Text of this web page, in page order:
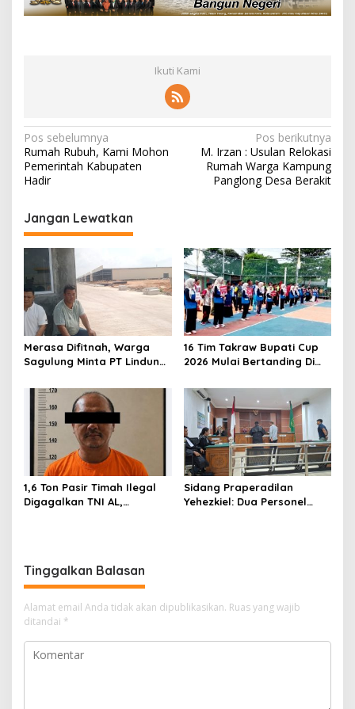
Ikuti Kami
N
a
v
i
g
a
s
i
p
o
s
Pos sebelumnya
Rumah Rubuh, Kami Mohon
Pemerintah Kabupaten
Hadir
Pos berikutnya
M. Irzan : Usulan Relokasi
Rumah Warga Kampung
Panglong Desa Berakit
Jangan Lewatkan
Merasa Difitnah, Warga
Sagulung Minta PT Lindung
Perlakuan Merendahkan
Masyarakat
16 Tim Takraw Bupati Cup
2026 Mulai Bertanding Di
1,6 Ton Pasir Timah Ilegal
Digagalkan TNI AL,
Sidang Praperadilan
Yehezkiel: Dua Personel
Tinggalkan Balasan
Alamat email Anda tidak akan dipublikasikan. Ruas yang wajib
ditandai *